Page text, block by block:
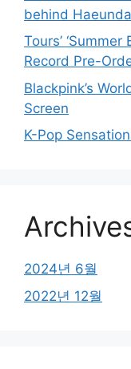
behind
Tours’
Record Pre-
Blackpink’s
Screen
K-Pop
2024년 6월
2022년 12월